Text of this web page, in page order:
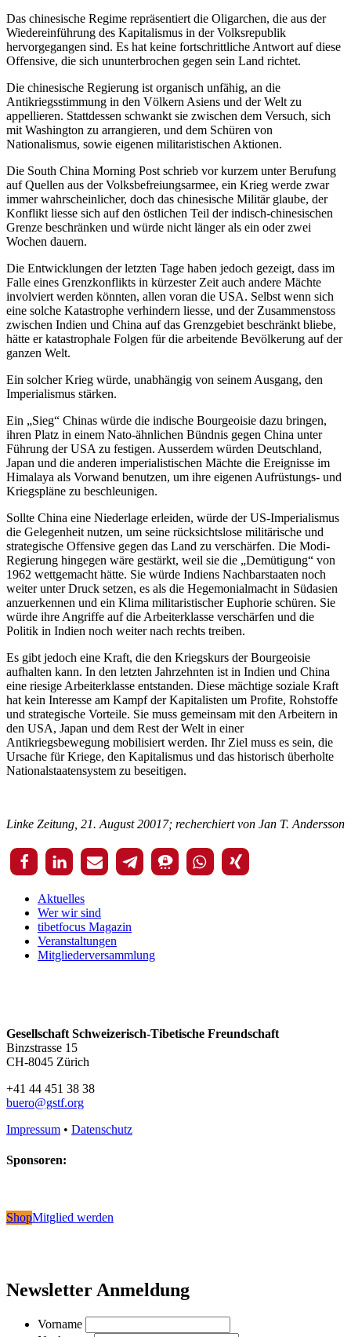
Das chinesische Regime repräsentiert die Oligarchen, die aus der
Wiedereinführung des Kapitalismus in der Volksrepublik
hervorgegangen sind. Es hat keine fortschrittliche Antwort auf diese
Offensive, die sich ununterbrochen gegen sein Land richtet.
Die chinesische Regierung ist organisch unfähig, an die
Antikriegsstimmung in den Völkern Asiens und der Welt zu
appellieren. Stattdessen schwankt sie zwischen dem Versuch, sich
mit Washington zu arrangieren, und dem Schüren von
Nationalismus, sowie eigenen militaristischen Aktionen.
Die South China Morning Post schrieb vor kurzem unter Berufung
auf Quellen aus der Volksbefreiungsarmee, ein Krieg werde zwar
immer wahrscheinlicher, doch das chinesische Militär glaube, der
Konflikt liesse sich auf den östlichen Teil der indisch-chinesischen
Grenze beschränken und würde nicht länger als ein oder zwei
Wochen dauern.
Die Entwicklungen der letzten Tage haben jedoch gezeigt, dass im
Falle eines Grenzkonflikts in kürzester Zeit auch andere Mächte
involviert werden könnten, allen voran die USA. Selbst wenn sich
eine solche Katastrophe verhindern liesse, und der Zusammenstoss
zwischen Indien und China auf das Grenzgebiet beschränkt bliebe,
hätte er katastrophale Folgen für die arbeitende Bevölkerung auf der
ganzen Welt.
Ein solcher Krieg würde, unabhängig von seinem Ausgang, den
Imperialismus stärken.
Ein „Sieg“ Chinas würde die indische Bourgeoisie dazu bringen,
ihren Platz in einem Nato-ähnlichen Bündnis gegen China unter
Führung der USA zu festigen. Ausserdem würden Deutschland,
Japan und die anderen imperialistischen Mächte die Ereignisse im
Himalaya als Vorwand benutzen, um ihre eigenen Aufrüstungs- und
Kriegspläne zu beschleunigen.
Sollte China eine Niederlage erleiden, würde der US-Imperialismus
die Gelegenheit nutzen, um seine rücksichtslose militärische und
strategische Offensive gegen das Land zu verschärfen. Die Modi-
Regierung hingegen wäre gestärkt, weil sie die „Demütigung“ von
1962 wettgemacht hätte. Sie würde Indiens Nachbarstaaten noch
weiter unter Druck setzen, es als die Hegemonialmacht in Südasien
anzuerkennen und ein Klima militaristischer Euphorie schüren. Sie
würde ihre Angriffe auf die Arbeiterklasse verschärfen und die
Politik in Indien noch weiter nach rechts treiben.
Es gibt jedoch eine Kraft, die den Kriegskurs der Bourgeoisie
aufhalten kann. In den letzten Jahrzehnten ist in Indien und China
eine riesige Arbeiterklasse entstanden. Diese mächtige soziale Kraft
hat kein Interesse am Kampf der Kapitalisten um Profite, Rohstoffe
und strategische Vorteile. Sie muss gemeinsam mit den Arbeitern in
den USA, Japan und dem Rest der Welt in einer
Antikriegsbewegung mobilisiert werden. Ihr Ziel muss es sein, die
Ursache für Kriege, den Kapitalismus und das historisch überholte
Nationalstaatensystem zu beseitigen.
Linke Zeitung, 21. August 20017; recherchiert von Jan T. Andersson
Aktuelles
Wer wir sind
tibetfocus Magazin
Veranstaltungen
Mitgliederversammlung
Gesellschaft Schweizerisch-Tibetische Freundschaft
Binzstrasse 15
CH-8045 Zürich
+41 44 451 38 38
buero@gstf.org
Impressum • Datenschutz
Sponsoren:
ShopMitglied werden
Newsletter Anmeldung
Vorname